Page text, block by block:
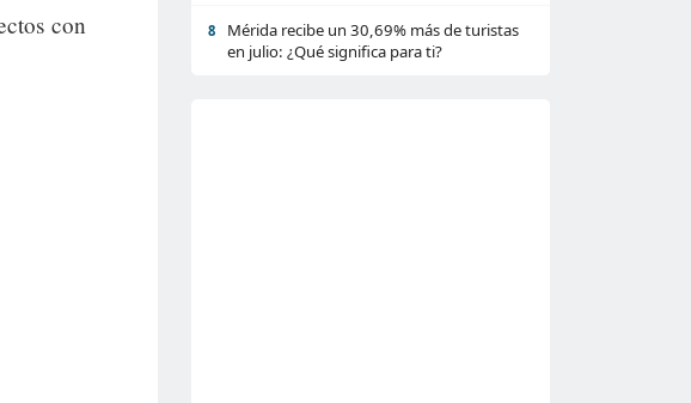
con
8
Mérida recibe un 30,69% más de turistas
en julio: ¿Qué significa para ti?